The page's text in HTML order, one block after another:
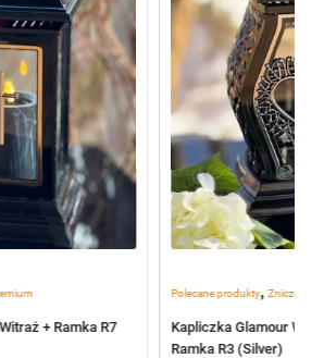
+ Ramka R7
Polecane produkty,Znicze
Kapliczka Glamour
Ramka R3 (Silver)